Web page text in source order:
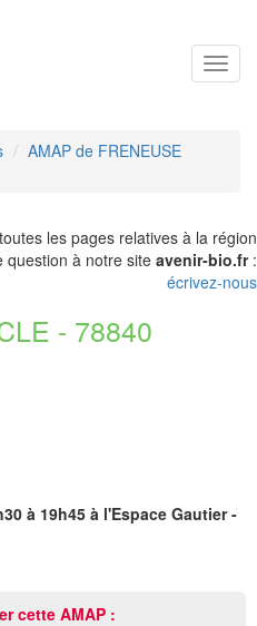
AMAP de FRENEUSE
les pages relatives à la région
question à notre site avenir-bio.fr:
écrivez-nous
- 78840
à 19h45 à l'Espace Gautier -
cette AMAP :